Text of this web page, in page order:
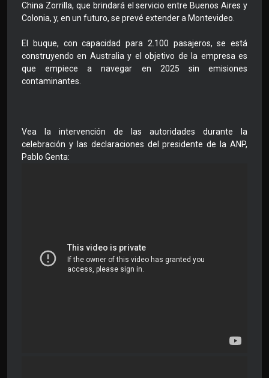
China Zorrilla, que brindará el servicio entre Buenos Aires y
Colonia, y, en un futuro, se prevé extender a Montevideo.
El buque, con capacidad para 2.100 pasajeros, se está
construyendo en Australia y el objetivo de la empresa es
que empiece a navegar en 2025 sin emisiones
contaminantes.
Vea la intervención de las autoridades durante la
celebración y las declaraciones del presidente de la ANP,
Pablo Genta: